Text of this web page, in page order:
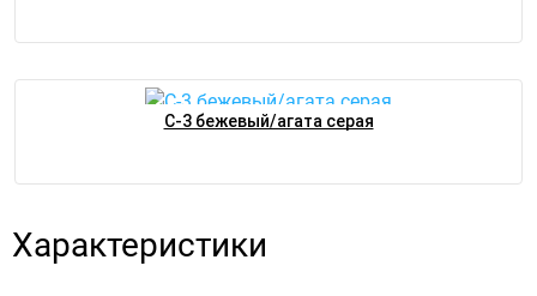
С-3 бежевый/агата серая
Характеристики